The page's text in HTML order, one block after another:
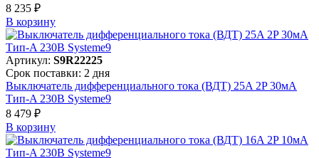
8 235 ₽
В корзинy
Артикул: S9R22225
Срок поставки: 2 дня
Выключатель дифференциального тока (ВДТ) 25A 2P 30мА
Тип-A 230В Systeme9
8 479 ₽
В корзинy